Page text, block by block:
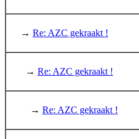
→ Re: AZC gekraakt !
→ Re: AZC gekraakt !
→ Re: AZC gekraakt !